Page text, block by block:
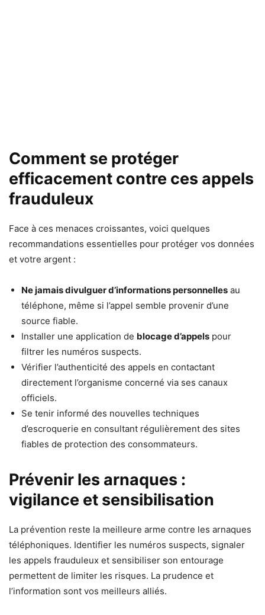
Comment se protéger
efficacement contre ces appels
frauduleux
Face à ces menaces croissantes, voici quelques
recommandations essentielles pour protéger vos données
et votre argent :
Ne jamais divulguer d’informations personnelles au
téléphone, même si l’appel semble provenir d’une
source fiable.
Installer une application de blocage d’appels pour
filtrer les numéros suspects.
Vérifier l’authenticité des appels en contactant
directement l’organisme concerné via ses canaux
officiels.
Se tenir informé des nouvelles techniques
d’escroquerie en consultant régulièrement des sites
fiables de protection des consommateurs.
Prévenir les arnaques :
vigilance et sensibilisation
La prévention reste la meilleure arme contre les arnaques
téléphoniques. Identifier les numéros suspects, signaler
les appels frauduleux et sensibiliser son entourage
permettent de limiter les risques. La prudence et
l’information sont vos meilleurs alliés.